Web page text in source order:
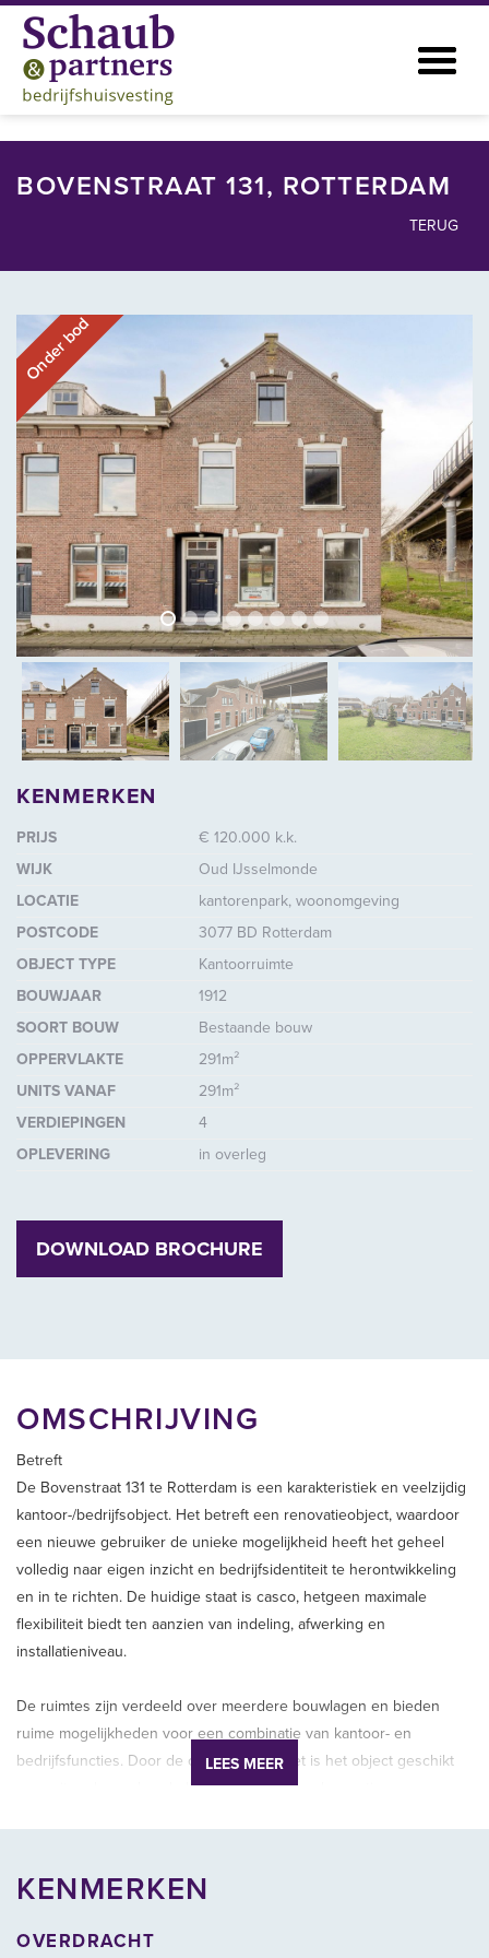
BOVENSTRAAT 131, ROTTERDAM
TERUG
vorige
Onder bod
vorige
KENMERKEN
PRIJS
€ 120.000 k.k.
WIJK
Oud IJsselmonde
LOCATIE
kantorenpark, woonomgeving
POSTCODE
3077 BD Rotterdam
OBJECT TYPE
Kantoorruimte
BOUWJAAR
1912
SOORT BOUW
Bestaande bouw
OPPERVLAKTE
291m²
UNITS VANAF
291m²
VERDIEPINGEN
4
OPLEVERING
in overleg
DOWNLOAD BROCHURE
OMSCHRIJVING
Betreft
De Bovenstraat 131 te Rotterdam is een karakteristiek en veelzijdig
kantoor-/bedrijfsobject. Het betreft een renovatieobject, waardoor
een nieuwe gebruiker de unieke mogelijkheid heeft het geheel
volledig naar eigen inzicht en bedrijfsidentiteit te herontwikkeling
en in te richten. De huidige staat is casco, hetgeen maximale
flexibiliteit biedt ten aanzien van indeling, afwerking en
installatieniveau.
De ruimtes zijn verdeeld over meerdere bouwlagen en bieden
ruime mogelijkheden voor een combinatie van kantoor- en
bedrijfsfuncties. Door de omvang en opzet is het object geschikt
voor uiteenlopende zakelijke gebruikers, zoals creatieve
Bewoning is nadrukkelijk niet toegestaan; het object is uitsluitend
voor partijen die op zoek zijn naar een toekomstbestendige
LEES MEER
KENMERKEN
OVERDRACHT